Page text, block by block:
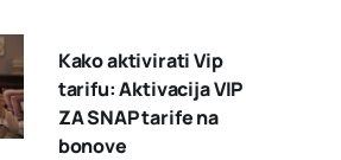
Kako aktivirati Vip
tarifu: Aktivacija VIP
ZA SNAP tarife na
bonove